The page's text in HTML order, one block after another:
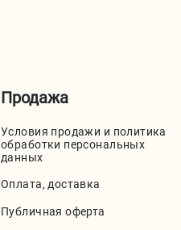
Продажа
Условия продажи и политика
обработки персональных
данных
Оплата, доставка
Публичная оферта